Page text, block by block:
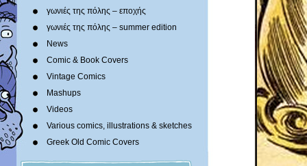
γωνιές της πόλης – εποχής
γωνιές της πόλης – summer edition
News
Comic & Book Covers
Vintage Comics
Mashups
Videos
Various comics, illustrations & sketches
Greek Old Comic Covers